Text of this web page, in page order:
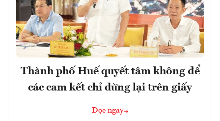
Thành phố Huế quyết tâm không để
các cam kết chỉ dừng lại trên giấy
Đọc ngay